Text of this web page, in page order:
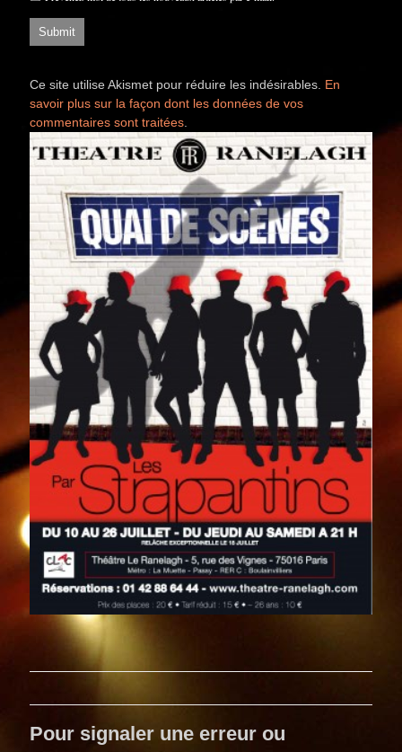
Ce site utilise Akismet pour réduire les indésirables. En
savoir plus sur la façon dont les données de vos
commentaires sont traitées
Pour signaler une erreur ou